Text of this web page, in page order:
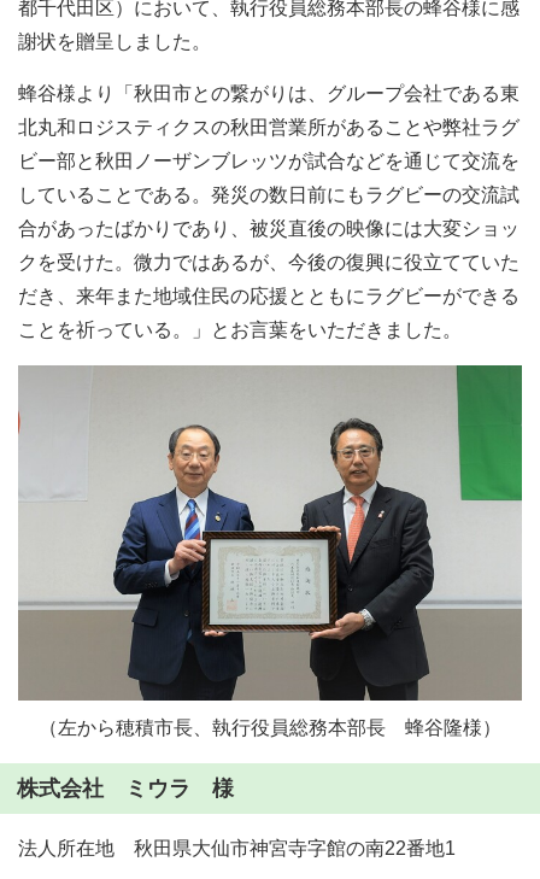
都千代田区）において、執行役員総務本部長の蜂谷様に感
謝状を贈呈しました。
蜂谷様より「秋田市との繋がりは、グループ会社である東
北丸和ロジスティクスの秋田営業所があることや弊社ラグ
ビー部と秋田ノーザンブレッツが試合などを通じて交流を
していることである。発災の数日前にもラグビーの交流試
合があったばかりであり、被災直後の映像には大変ショッ
クを受けた。微力ではあるが、今後の復興に役立てていた
だき、来年また地域住民の応援とともにラグビーができる
ことを祈っている。」とお言葉をいただきました。
（左から穂積市長、執行役員総務本部長 蜂谷隆様）
株式会社 ミウラ 様
法人所在地 秋田県大仙市神宮寺字館の南22番地1